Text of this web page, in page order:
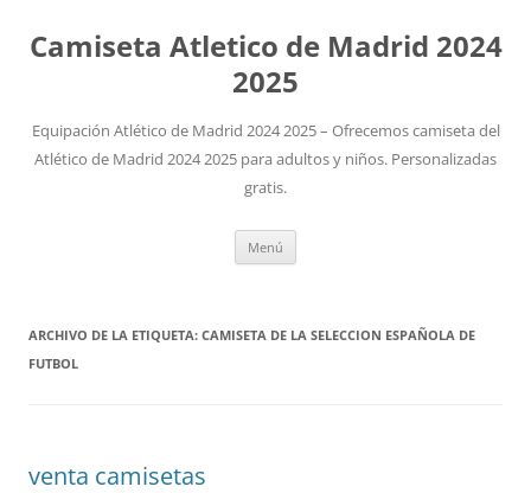
Camiseta Atletico de Madrid 2024
2025
Equipación Atlético de Madrid 2024 2025 – Ofrecemos camiseta del
Atlético de Madrid 2024 2025 para adultos y niños. Personalizadas
gratis.
Menú
ARCHIVO DE LA ETIQUETA: CAMISETA DE LA SELECCION ESPAÑOLA DE
FUTBOL
venta camisetas